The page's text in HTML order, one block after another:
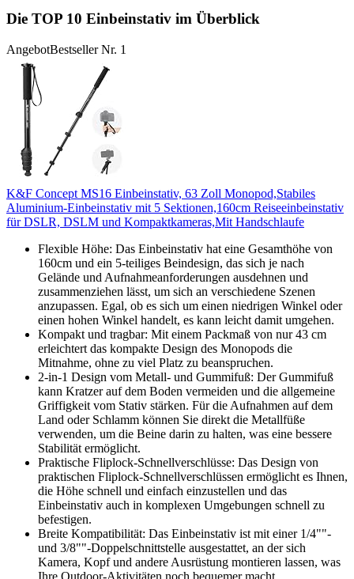
Die TOP 10 Einbeinstativ im Überblick
AngebotBestseller Nr. 1
K&F Concept MS16 Einbeinstativ, 63 Zoll Monopod,Stabiles
Aluminium-Einbeinstativ mit 5 Sektionen,160cm Reiseeinbeinstativ
für DSLR, DSLM und Kompaktkameras,Mit Handschlaufe
Flexible Höhe: Das Einbeinstativ hat eine Gesamthöhe von
160cm und ein 5-teiliges Beindesign, das sich je nach
Gelände und Aufnahmeanforderungen ausdehnen und
zusammenziehen lässt, um sich an verschiedene Szenen
anzupassen. Egal, ob es sich um einen niedrigen Winkel oder
einen hohen Winkel handelt, es kann leicht damit umgehen.
Kompakt und tragbar: Mit einem Packmaß von nur 43 cm
erleichtert das kompakte Design des Monopods die
Mitnahme, ohne zu viel Platz zu beanspruchen.
2-in-1 Design vom Metall- und Gummifuß: Der Gummifuß
kann Kratzer auf dem Boden vermeiden und die allgemeine
Griffigkeit vom Stativ stärken. Für die Aufnahmen auf dem
Land oder Schlamm können Sie direkt die Metallfüße
verwenden, um die Beine darin zu halten, was eine bessere
Stabilität ermöglicht.
Praktische Fliplock-Schnellverschlüsse: Das Design von
praktischen Fliplock-Schnellverschlüssen ermöglicht es Ihnen,
die Höhe schnell und einfach einzustellen und das
Einbeinstativ auch in komplexen Umgebungen schnell zu
befestigen.
Breite Kompatibilität: Das Einbeinstativ ist mit einer 1/4""-
und 3/8""-Doppelschnittstelle ausgestattet, an der sich
Kamera, Kopf und andere Ausrüstung montieren lassen, was
Ihre Outdoor-Aktivitäten noch bequemer macht.